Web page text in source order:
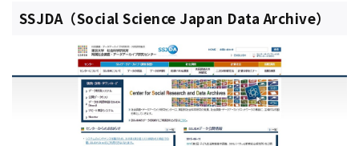
SSJDA（Social Science Japan Data Archive）